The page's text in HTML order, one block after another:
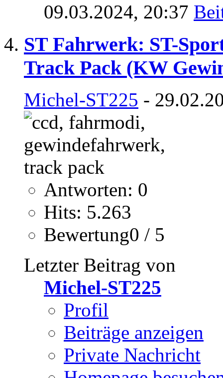
09.03.2024, 20:37
ST Fahrwerk: ST-
Track Pack (KW
Michel-ST225 -
Antworten: 0
Hits: 5.263
Bewertung0 / 5
Letzter Beitrag von
Michel-ST225
Profil
Beiträge anzeigen
Private Nachricht